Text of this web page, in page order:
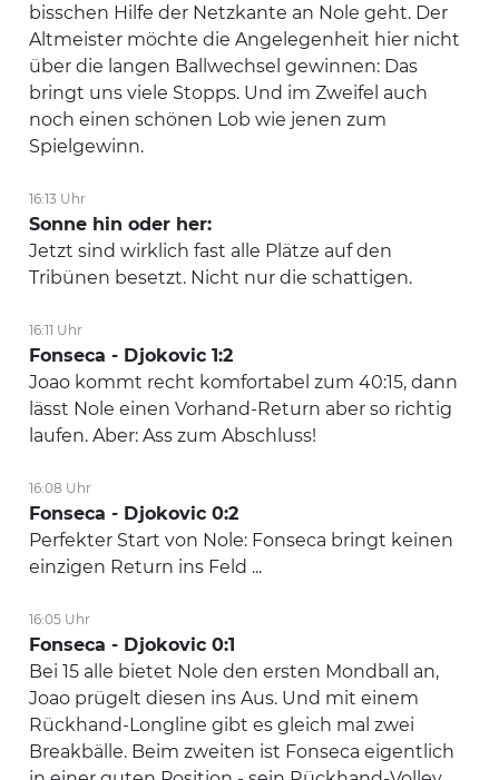
bisschen Hilfe der Netzkante an Nole geht. Der
Altmeister möchte die Angelegenheit hier nicht
über die langen Ballwechsel gewinnen: Das
bringt uns viele Stopps. Und im Zweifel auch
noch einen schönen Lob wie jenen zum
Spielgewinn.
16:13 Uhr
Sonne hin oder her:
Jetzt sind wirklich fast alle Plätze auf den
Tribünen besetzt. Nicht nur die schattigen.
16:11 Uhr
Fonseca - Djokovic 1:2
Joao kommt recht komfortabel zum 40:15, dann
lässt Nole einen Vorhand-Return aber so richtig
laufen. Aber: Ass zum Abschluss!
16:08 Uhr
Fonseca - Djokovic 0:2
Perfekter Start von Nole: Fonseca bringt keinen
einzigen Return ins Feld ...
16:05 Uhr
Fonseca - Djokovic 0:1
Bei 15 alle bietet Nole den ersten Mondball an,
Joao prügelt diesen ins Aus. Und mit einem
Rückhand-Longline gibt es gleich mal zwei
Breakbälle. Beim zweiten ist Fonseca eigentlich